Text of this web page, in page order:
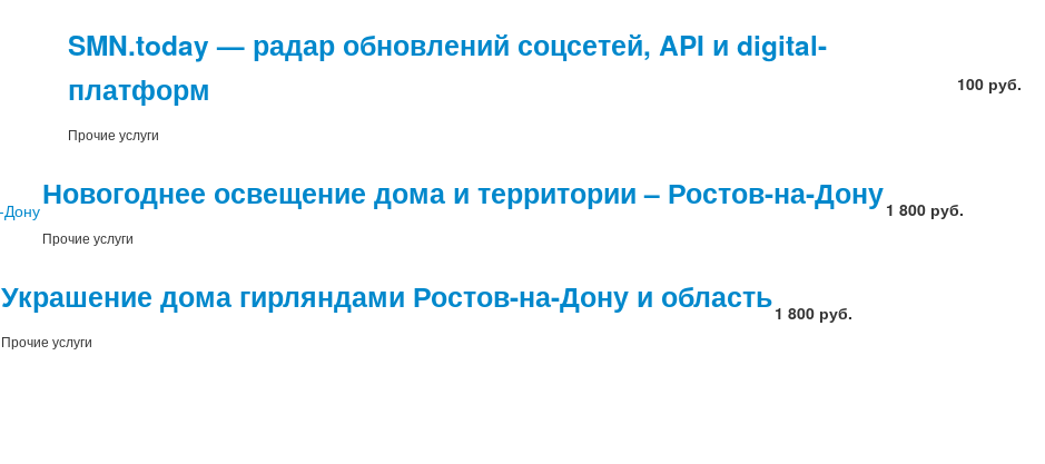
SMN.today — радар обновлений соцсетей, API и digital-
платформ
Прочие услуги
100 руб.
Новогоднее освещение дома и территории – Ростов-на-Дону
Прочие услуги
1 800 руб.
Украшение дома гирляндами Ростов-на-Дону и область
Прочие услуги
1 800 руб.